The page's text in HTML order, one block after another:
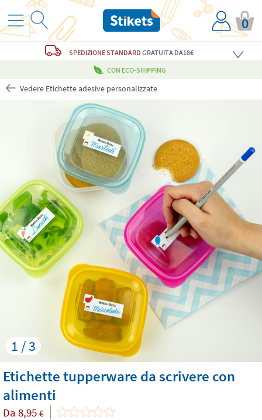
0
SPEDIZIONE STANDARD GRATUITADA18€
CON ECO-SHIPPING
Vedere Etichette adesive personalizzate
1 / 3
Etichette tupperware da scrivere con
alimenti
Da 8,95 €